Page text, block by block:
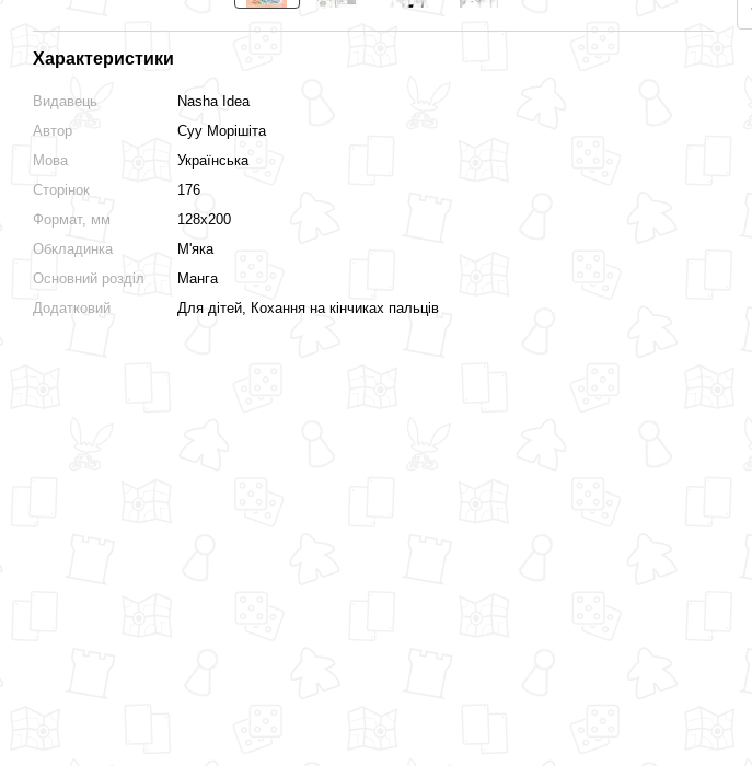
Характеристики
Видавець
Nasha Idea
Автор
Суу Морішіта
Мова
Українська
Сторінок
176
Формат, мм
128х200
Обкладинка
М'яка
Основний розділ
Манга
Додатковий
Для дітей, Кохання на кінчиках пальців
Кохання на кінчиках
пальців. Том 1
437 грн 460 грн